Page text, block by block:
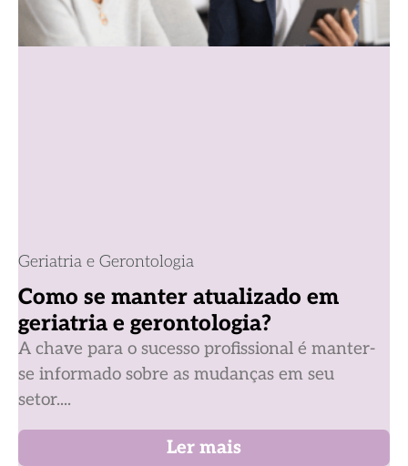
Geriatria e Gerontologia
Como se manter atualizado em
geriatria e gerontologia?
A chave para o sucesso profissional é manter-
se informado sobre as mudanças em seu
setor....
Ler mais